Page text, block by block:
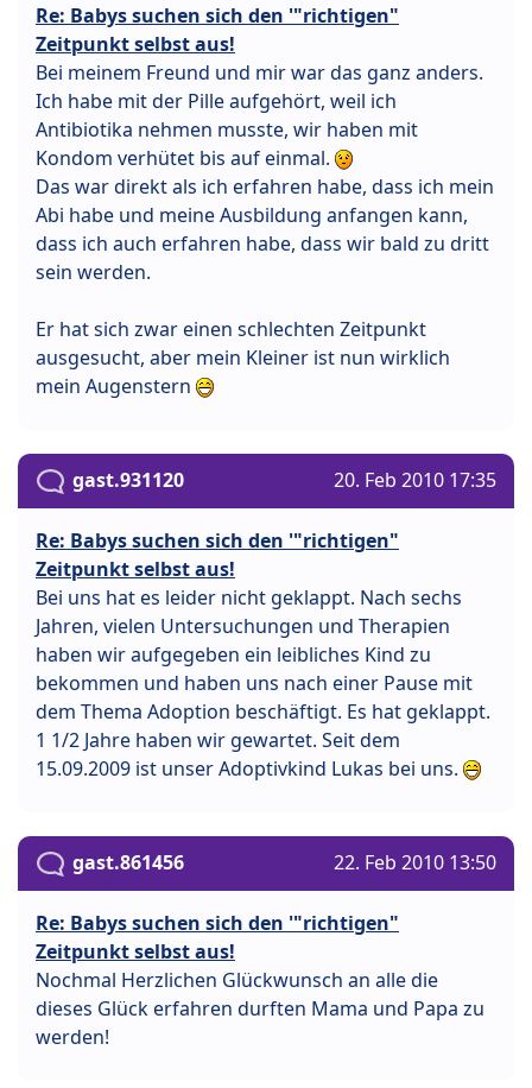
Re: Babys suchen sich den '"richtigen"
Zeitpunkt selbst aus!
Bei meinem Freund und mir war das ganz anders.
Ich habe mit der Pille aufgehört, weil ich
Antibiotika nehmen musste, wir haben mit
Kondom verhütet bis auf einmal.
Das war direkt als ich erfahren habe, dass ich mein
Abi habe und meine Ausbildung anfangen kann,
dass ich auch erfahren habe, dass wir bald zu dritt
sein werden.
Er hat sich zwar einen schlechten Zeitpunkt
ausgesucht, aber mein Kleiner ist nun wirklich
mein Augenstern
gast.931120 20. Feb 2010 17:35
Re: Babys suchen sich den '"richtigen"
Zeitpunkt selbst aus!
Bei uns hat es leider nicht geklappt. Nach sechs
Jahren, vielen Untersuchungen und Therapien
haben wir aufgegeben ein leibliches Kind zu
bekommen und haben uns nach einer Pause mit
dem Thema Adoption beschäftigt. Es hat geklappt.
1 1/2 Jahre haben wir gewartet. Seit dem
15.09.2009 ist unser Adoptivkind Lukas bei uns.
gast.861456 22. Feb 2010 13:50
Re: Babys suchen sich den '"richtigen"
Zeitpunkt selbst aus!
Nochmal Herzlichen Glückwunsch an alle die
dieses Glück erfahren durften Mama und Papa zu
werden!